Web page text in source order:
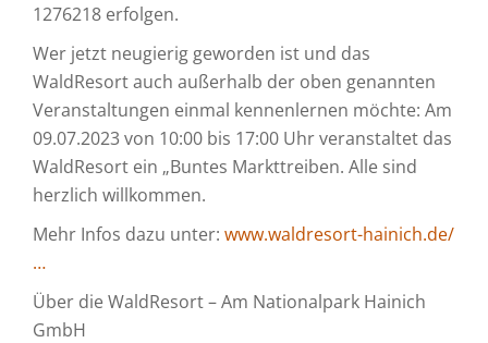
1276218 erfolgen.
Wer jetzt neugierig geworden ist und das
WaldResort auch außerhalb der oben genannten
Veranstaltungen einmal kennenlernen möchte: Am
09.07.2023 von 10:00 bis 17:00 Uhr veranstaltet das
WaldResort ein „Buntes Markttreiben. Alle sind
herzlich willkommen.
Mehr Infos dazu unter: www.waldresort-hainich.de/
…
Über die WaldResort – Am Nationalpark Hainich
GmbH